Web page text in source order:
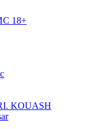
18+
KOUASH